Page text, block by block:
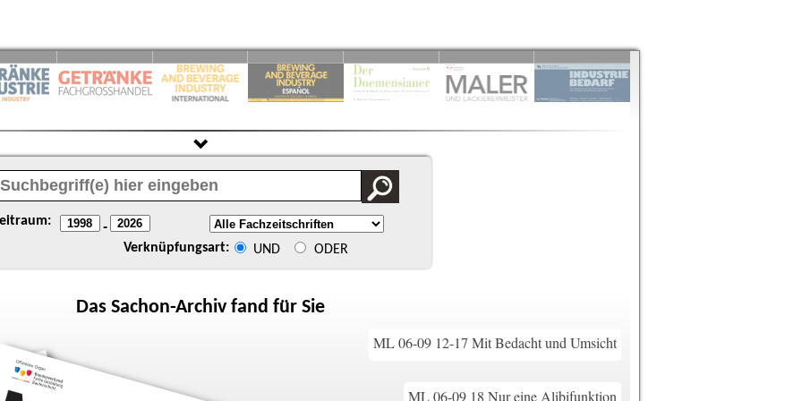
-
Verknüpfungsart: UND ODER
Das Sachon-Archiv fand für Sie
ML 06-09 12-17 Mit Bedacht und Umsicht
ML 06-09 18 Nur eine Alibifunktion